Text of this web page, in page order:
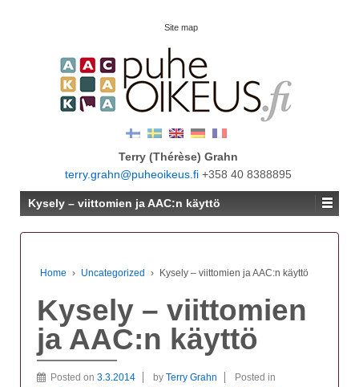
Site map
Terry (Thérèse) Grahn
terry.grahn@puheoikeus.fi +358 40 8388895
Kysely – viittomien ja AAC:n käyttö
Home › Uncategorized › Kysely – viittomien ja AAC:n käyttö
Kysely – viittomien
ja AAC:n käyttö
Posted on 3.3.2014 by Terry Grahn
Posted in